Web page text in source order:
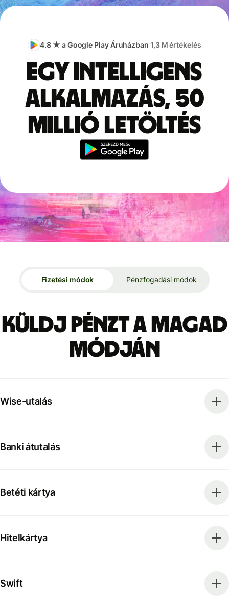
4.8 ★ a Google Play Áruházban 1,3 M értékelés
Egy intelligens
alkalmazás, 50
millió letöltés
Fizetési módok Pénzfogadási módok
Küldj pénzt a magad
módján
Wise-utalás
Banki átutalás
Betéti kártya
Hitelkártya
Swift